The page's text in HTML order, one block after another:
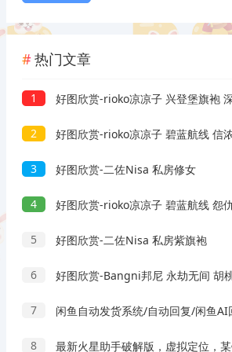
热门文章
1 好图欣赏-rioko凉凉子 兴登堡旗袍 深
2 好图欣赏-rioko凉凉子 碧蓝航线 信浓 旗袍
3 好图欣赏-二佐Nisa 私房修女
4 好图欣赏-rioko凉凉子 碧蓝航线 怨仇 旗袍 杯
5 好图欣赏-二佐Nisa 私房紫旗袍
6 好图欣赏-Bangni邦尼 永劫无间 胡
7 闲鱼自动发货系统/自动回复/闲鱼AI回复系
8 最新火星助手破解版，虚拟定位，某钉